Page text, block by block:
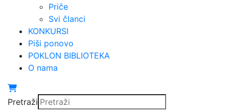
Priče
Svi članci
KONKURSI
Piši ponovo
POKLON BIBLIOTEKA
O nama
Pretraži